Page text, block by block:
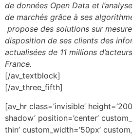
de données Open Data et
de marchés grâce à ses
propose des solutions sur
disposition de ses clients des
actualisées de 11 millions
France.
[/av_textblock]
[/av_three_fifth]
[av_hr class=’invisible’
shadow’ position=’center’
thin’ custom_width=’50px’